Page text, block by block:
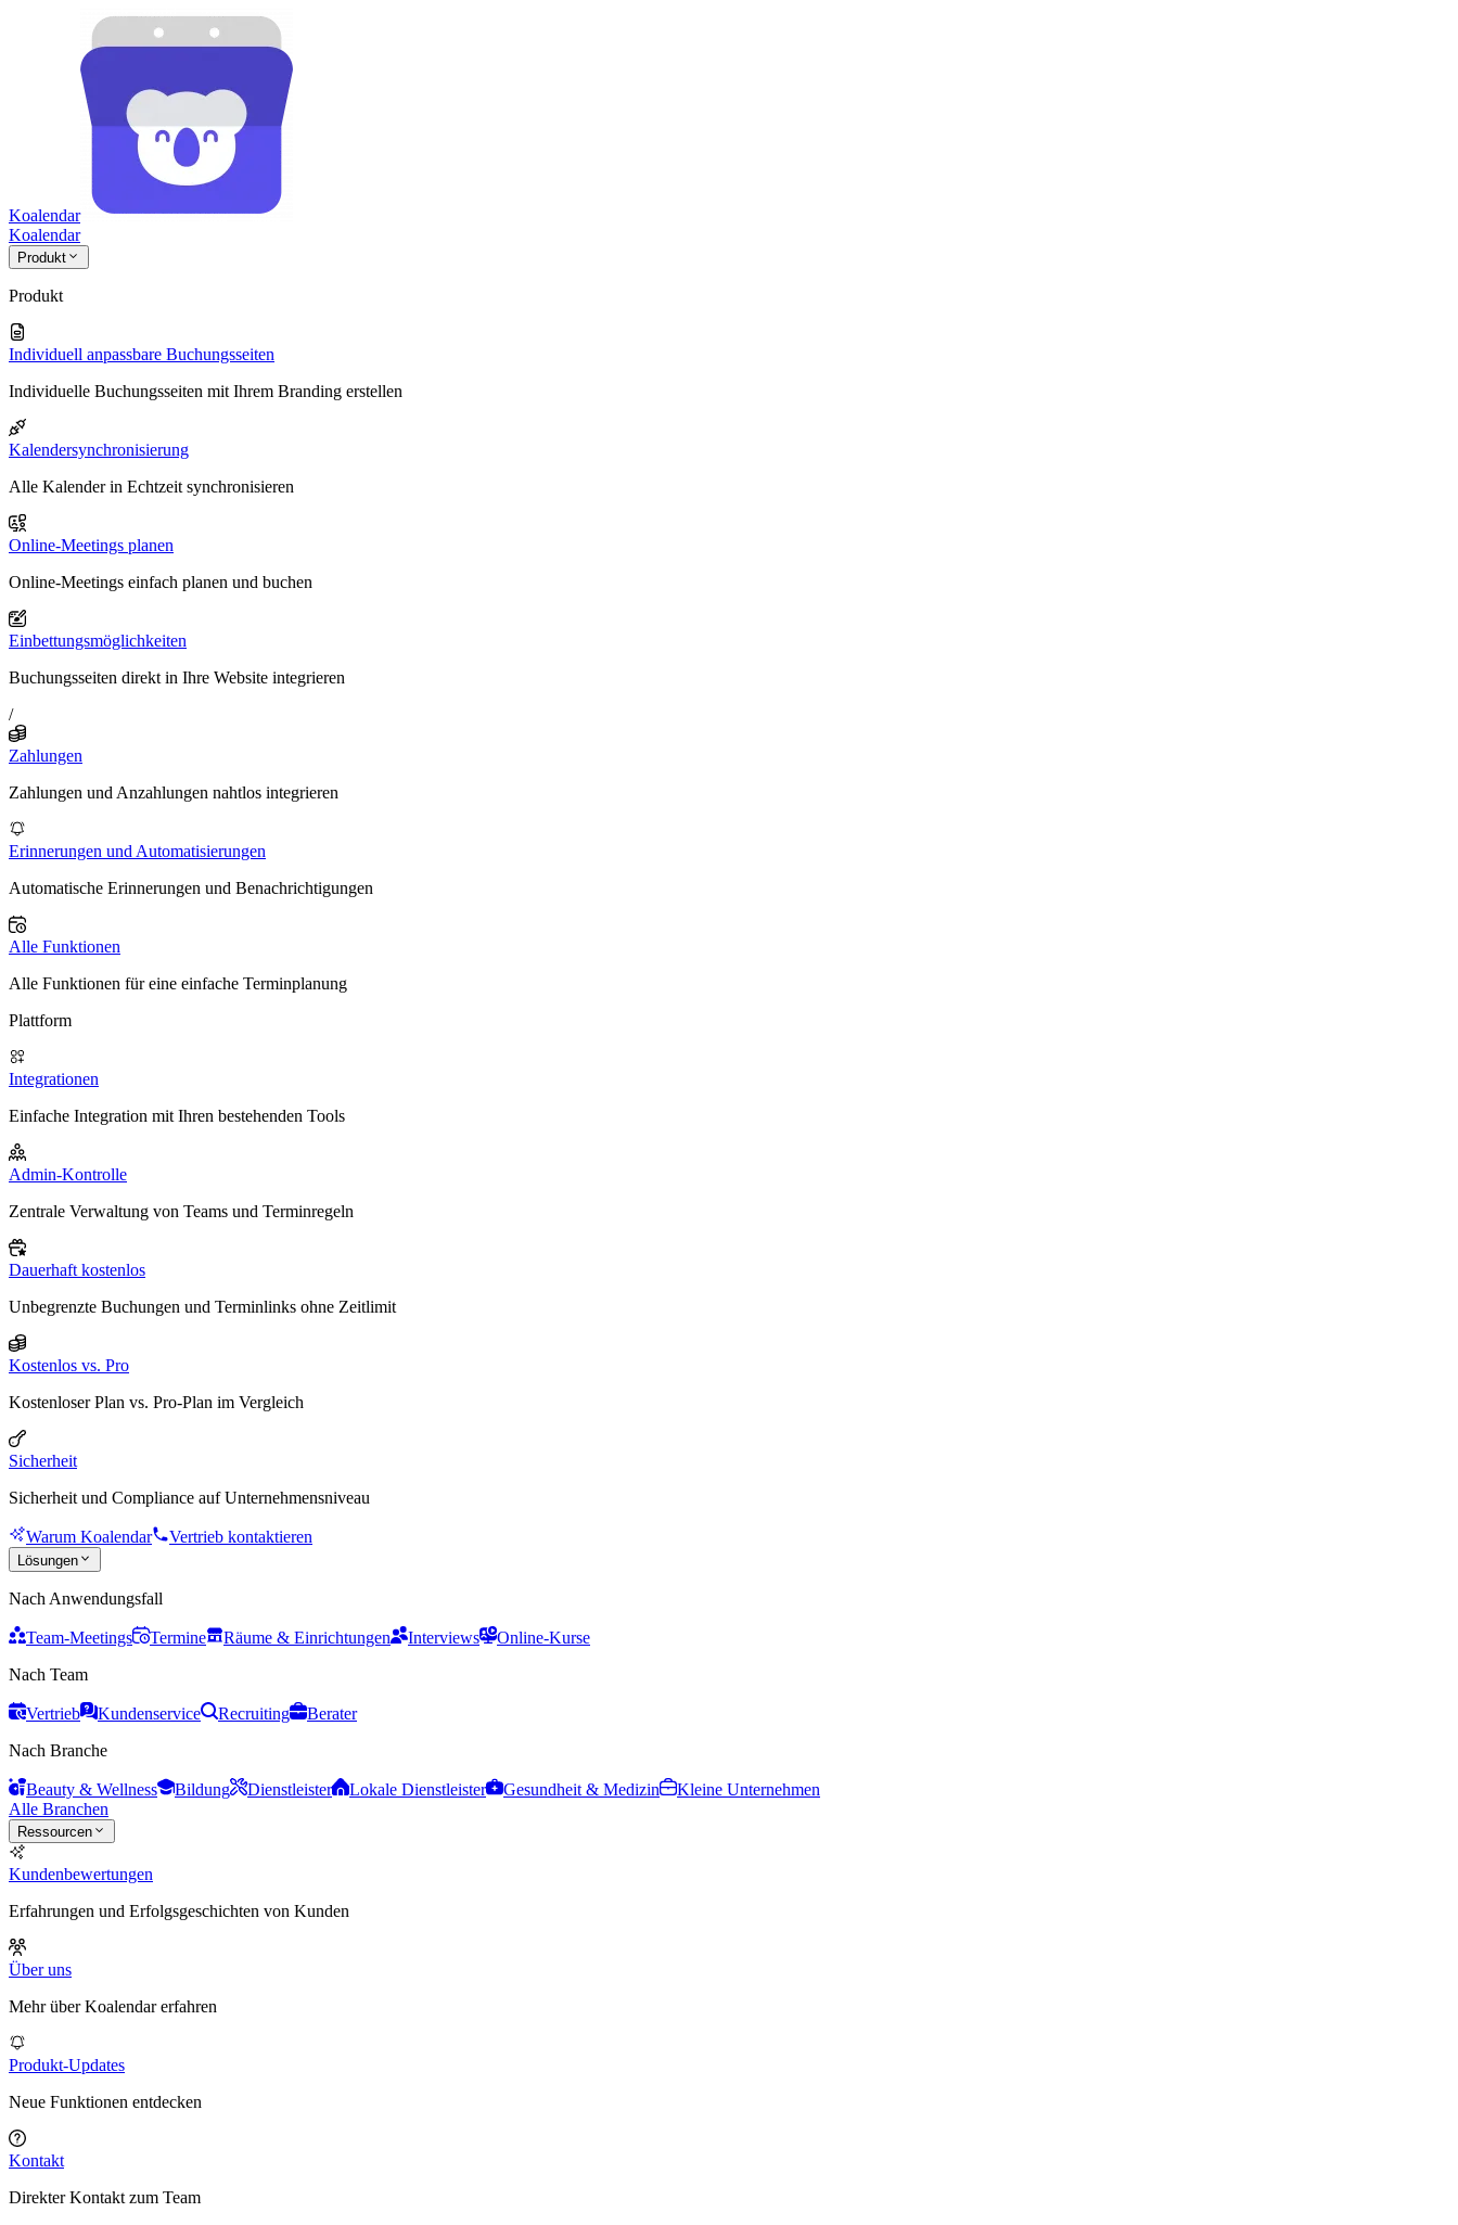
Koalendar
Koalendar
Produkt
Produkt
Individuell anpassbare Buchungsseiten
Individuelle Buchungsseiten mit Ihrem Branding erstellen
Kalendersynchronisierung
Alle Kalender in Echtzeit synchronisieren
Online-Meetings planen
Online-Meetings einfach planen und buchen
Einbettungsmöglichkeiten
Buchungsseiten direkt in Ihre Website integrieren
/
Zahlungen
Zahlungen und Anzahlungen nahtlos integrieren
Erinnerungen und Automatisierungen
Automatische Erinnerungen und Benachrichtigungen
Alle Funktionen
Alle Funktionen für eine einfache Terminplanung
Plattform
Integrationen
Einfache Integration mit Ihren bestehenden Tools
Admin-Kontrolle
Zentrale Verwaltung von Teams und Terminregeln
Dauerhaft kostenlos
Unbegrenzte Buchungen und Terminlinks ohne Zeitlimit
Kostenlos vs. Pro
Kostenloser Plan vs. Pro-Plan im Vergleich
Sicherheit
Sicherheit und Compliance auf Unternehmensniveau
Warum Koalendar Vertrieb kontaktieren
Lösungen
Nach Anwendungsfall
Team-Meetings Termine Räume & Einrichtungen Interviews
Online-Kurse
Nach Team
Vertrieb Kundenservice Recruiting
Berater
Nach Branche
Beauty & Wellness Bildung Dienstleister Lokale Dienstleister Gesundheit & Medizin
Kleine Unternehmen
Alle Branchen
Ressourcen
Kundenbewertungen
Erfahrungen und Erfolgsgeschichten von Kunden
Über uns
Mehr über Koalendar erfahren
Produkt-Updates
Neue Funktionen entdecken
Kontakt
Direkter Kontakt zum Team